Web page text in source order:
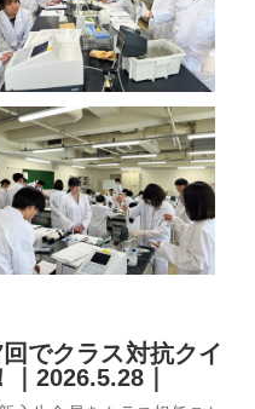
でクラス対抗クイ
2026.5.28｜